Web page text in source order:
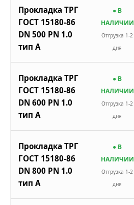
Прокладка ТРГ
ГОСТ 15180-86
DN 500 PN 1.0
тип A
● В
НАЛИЧИИ
Отгрузка 1-2
дня
Прокладка ТРГ
ГОСТ 15180-86
DN 600 PN 1.0
тип A
● В
НАЛИЧИИ
Отгрузка 1-2
дня
Прокладка ТРГ
ГОСТ 15180-86
DN 800 PN 1.0
тип A
● В
НАЛИЧИИ
Отгрузка 1-2
дня